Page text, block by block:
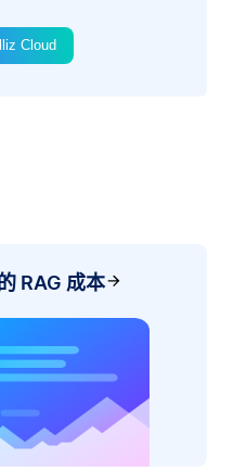
Cloud
RAG 成本